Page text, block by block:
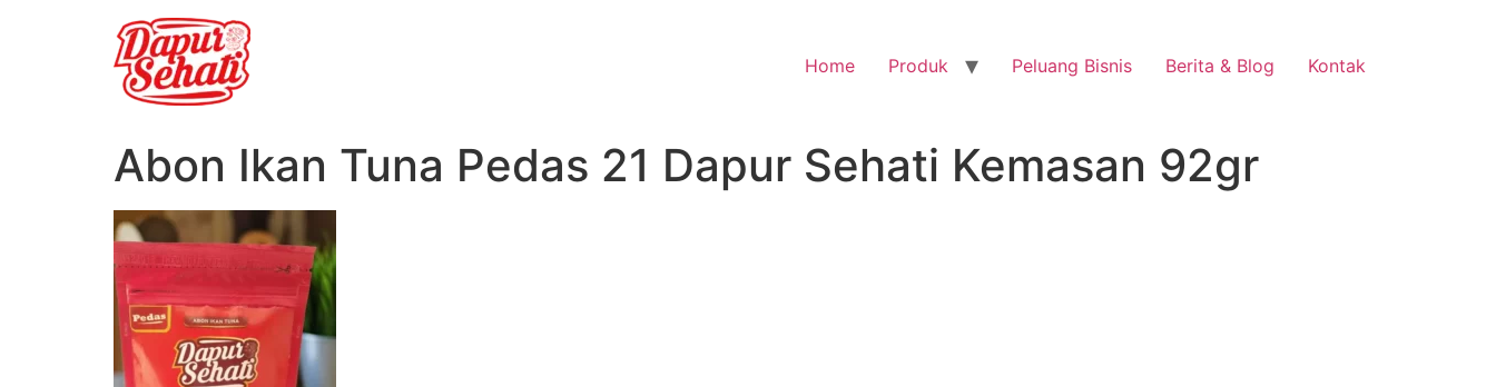
Home Produk Peluang Bisnis Berita & Blog Kontak
Abon Ikan Tuna Pedas 21 Dapur Sehati Kemasan 92gr